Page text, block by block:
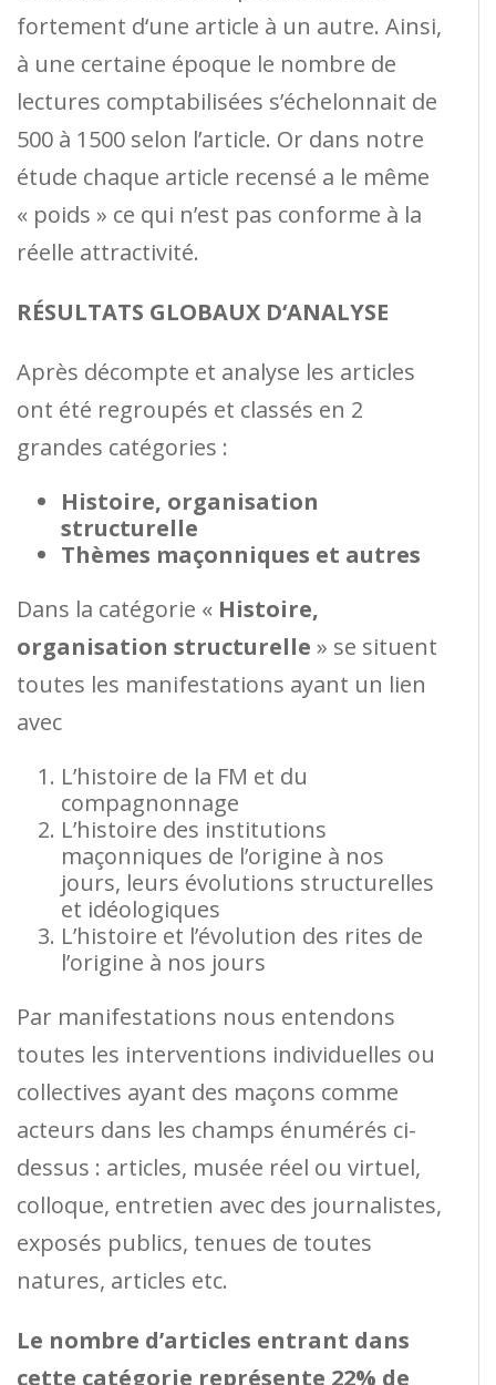
fortement d‘une article à un autre. Ainsi,
à une certaine époque le nombre de
lectures comptabilisées s’échelonnait de
500 à 1500 selon l’article. Or dans notre
étude chaque article recensé a le même
« poids » ce qui n’est pas conforme à la
réelle attractivité.
RÉSULTATS GLOBAUX D‘ANALYSE
Après décompte et analyse les articles
ont été regroupés et classés en 2
grandes catégories :
Histoire, organisation
structurelle
Thèmes maçonniques et autres
Dans la catégorie « Histoire,
organisation structurelle » se situent
toutes les manifestations ayant un lien
avec
L’histoire de la FM et du
compagnonnage
L’histoire des institutions
maçonniques de l’origine à nos
jours, leurs évolutions structurelles
et idéologiques
L’histoire et l’évolution des rites de
l’origine à nos jours
Par manifestations nous entendons
toutes les interventions individuelles ou
collectives ayant des maçons comme
acteurs dans les champs énumérés ci-
dessus : articles, musée réel ou virtuel,
colloque, entretien avec des journalistes,
exposés publics, tenues de toutes
natures, articles etc.
Le nombre d’articles entrant dans
cette catégorie représente 22% de